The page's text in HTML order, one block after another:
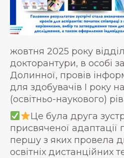
жовтня 2025 року
докторантури, в особі
Долинної, провів
для здобувачів І року
(освітньо-наукового)
Це була друга
присвяченої адаптації
першу з яких провела
освітніх дистанційних